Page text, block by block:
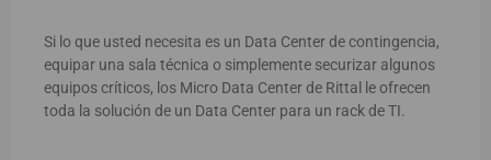
Si lo que usted necesita es un Data Center de contingencia,
equipar una sala técnica o simplemente securizar algunos
equipos críticos, los Micro Data Center de Rittal le ofrecen
toda la solución de un Data Center para un rack de TI.